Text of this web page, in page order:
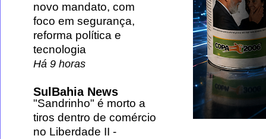
novo mandato, com
foco em segurança,
reforma política e
tecnologia
Há 9 horas
SulBahia News
"Sandrinho" é morto a
tiros dentro de comércio
no Liberdade II -